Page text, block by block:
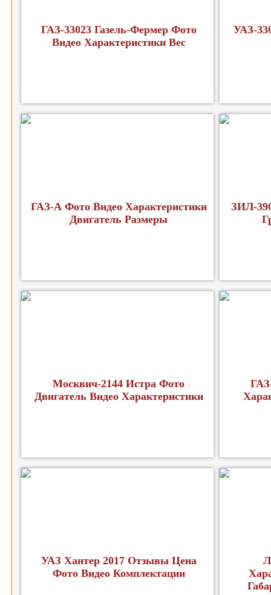
ГАЗ-33023 Газель-Фермер Фото
Видео Характеристики Вес
УАЗ-
ГАЗ-А Фото Видео Характеристики
Двигатель Размеры
ЗИЛ-
Москвич-2144 Истра Фото
Двигатель Видео Характеристики
УАЗ Хантер 2017 Отзывы Цена
Фото Видео Комплектации